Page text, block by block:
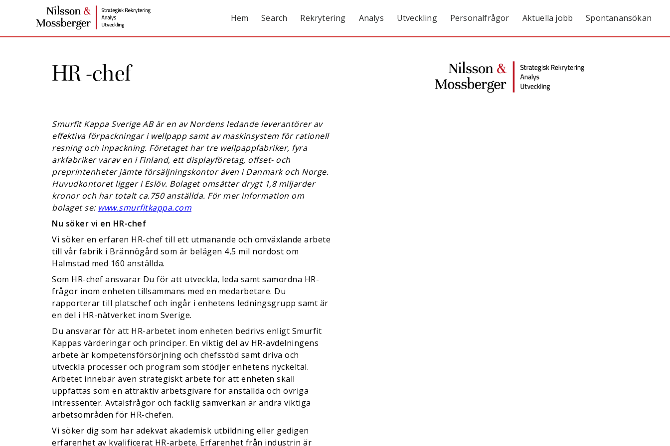
Hem Search Rekrytering Analys Utveckling Personalfrågor Aktuella jobb Spontanansökan
HR -chef
Smurfit Kappa Sverige AB är en av Nordens ledande leverantörer av
effektiva förpackningar i wellpapp samt av maskinsystem för rationell
resning och inpackning. Företaget har tre wellpappfabriker, fyra
arkfabriker varav en i Finland, ett display­företag, offset- och
preprintenheter jämte försäljningskontor även i Danmark och Norge.
Huvudkontoret ligger i Eslöv. Bolaget omsätter drygt 1,8 miljarder
kronor och har totalt ca.750 anställda. För mer information om
bolaget se: www.smurfitkappa.com
Nu söker vi en HR-chef
Vi söker en erfaren HR-chef till ett utmanande och omväxlande arbete
till vår fabrik i Brännögård som är belägen 4,5 mil nordost om
Halmstad med 160 anställda.
Som HR-chef ansvarar Du för att utveckla, leda samt samordna HR-
frågor inom enheten tillsammans med en medarbetare. Du
rapporterar till platschef och ingår i enhetens ledningsgrupp samt är
en del i HR-nätverket inom Sverige.
Du ansvarar för att HR-arbetet inom enheten bedrivs enligt Smurfit
Kappas värderingar och principer. En viktig del av HR-avdelningens
arbete är kompetensförsörjning och chefsstöd samt driva och
utveckla processer och program som stödjer enhetens nyckeltal.
Arbetet innebär även strategiskt arbete för att enheten skall
uppfattas som en attraktiv arbetsgivare för anställda och övriga
intressenter. Avtalsfrågor och facklig samverkan är andra viktiga
arbetsområden för HR-chefen.
Vi söker dig som har adekvat akademisk utbildning eller gedigen
erfarenhet av kvalificerat HR-arbete. Erfarenhet från industrin är